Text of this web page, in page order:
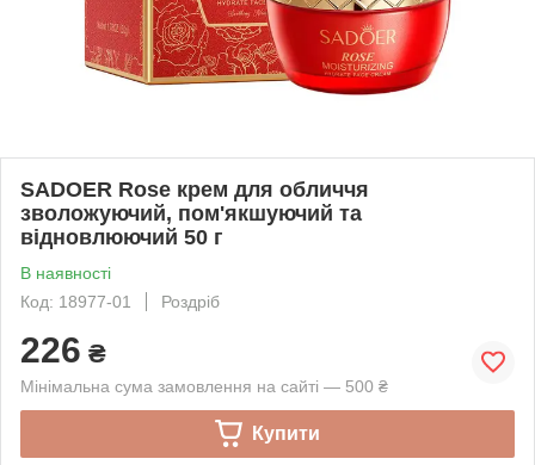
SADOER Rose крем для обличчя
зволожуючий, пом'якшуючий та
відновлюючий 50 г
В наявності
Код: 18977-01
Роздріб
226 ₴
Мінімальна сума замовлення на сайті — 500 ₴
Купити